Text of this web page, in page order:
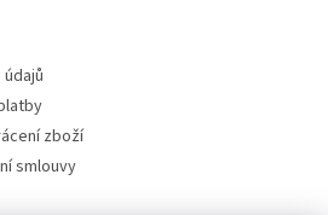
zboží
smlouvy